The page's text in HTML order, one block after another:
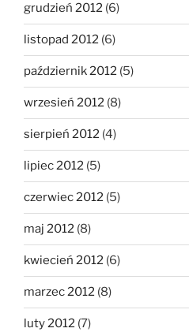
grudzień 2012 (6)
listopad 2012 (6)
październik 2012 (5)
wrzesień 2012 (8)
sierpień 2012 (4)
lipiec 2012 (5)
czerwiec 2012 (5)
maj 2012 (8)
kwiecień 2012 (6)
marzec 2012 (8)
luty 2012 (7)